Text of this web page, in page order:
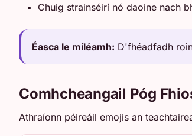
Chuig strainséirí nó daoine nach
Éasca le míléamh: D'fhéadfadh
Comhcheangail Póg
Athraíonn péireáil emojis an